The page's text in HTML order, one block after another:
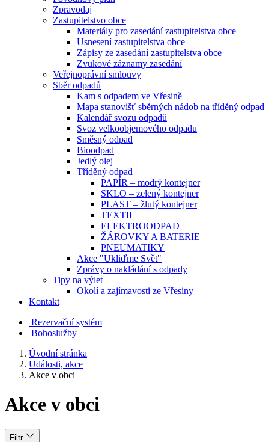
Zpravodaj
Zastupitelstvo obce
Materiály pro zasedání zastupitelstva obce
Usnesení zastupitelstva obce
Zápisy ze zasedání zastupitelstva obce
Zvukové záznamy zasedání
Veřejnoprávní smlouvy
Sběr odpadů
Kam s odpadem ve Vřesině
Mapa stanovišť sběrných nádob na tříděný odpad
Kalendář svozu odpadů
Svoz velkoobjemového odpadu
Směsný odpad
Bioodpad
Jedlý olej
Tříděný odpad
PAPÍR – modrý kontejner
SKLO – zelený kontejner
PLAST – žlutý kontejner
TEXTIL
ELEKTROODPAD
ŽÁROVKY A BATERIE
PNEUMATIKY
Akce "Ukliďme Svět"
Zprávy o nakládání s odpady
Tipy na výlet
Okolí a zajímavosti ze Vřesiny
Kontakt
Rezervační systém
Bohoslužby
Úvodní stránka
Události, akce
Akce v obci
Akce v obci
Filtr